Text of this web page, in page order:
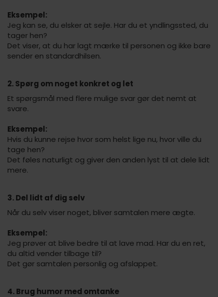
Eksempel:
Jeg kan se, du elsker at sejle. Har du et yndlingssted, du
tager hen?
Det viser, at du har lagt mærke til personen og ikke bare
sender en standardhilsen.
2. Spørg om noget konkret og let
Et spørgsmål med flere mulige svar gør det nemt at
svare.
Eksempel:
Hvis du kunne rejse hvor som helst lige nu, hvor ville du
tage hen?
Det føles naturligt og giver den anden lyst til at dele lidt
mere.
3. Del lidt af dig selv
Når du selv viser noget, bliver samtalen mere ægte.
Eksempel:
Jeg prøver at blive bedre til at lave mad. Har du en ret,
du altid vender tilbage til?
Det gør samtalen personlig og afslappet.
4. Brug humor med omtanke